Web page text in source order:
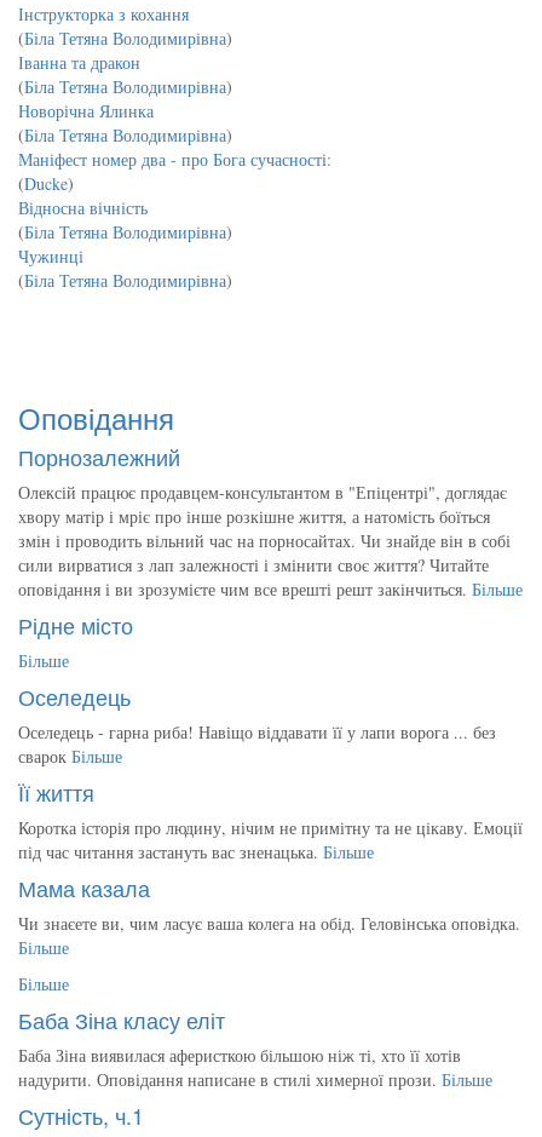
Інструкторка з кохання
(Біла Тетяна Володимирівна)
Іванна та дракон
(Біла Тетяна Володимирівна)
Новорічна Ялинка
(Біла Тетяна Володимирівна)
Маніфест номер два - про Бога сучасності:
(Ducke)
Відносна вічність
(Біла Тетяна Володимирівна)
Чужинці
(Біла Тетяна Володимирівна)
Оповідання
Порнозалежний
Олексій працює продавцем-консультантом в "Епіцентрі", доглядає
хвору матір і мріє про інше розкішне життя, а натомість боїться
змін і проводить вільний час на порносайтах. Чи знайде він в собі
сили вирватися з лап залежності і змінити своє життя? Читайте
оповідання і ви зрозумієте чим все врешті решт закінчиться. Більше
Рідне місто
Більше
Оселедець
Оселедець - гарна риба! Навіщо віддавати її у лапи ворога ... без
сварок Більше
Її життя
Коротка історія про людину, нічим не примітну та не цікаву. Емоції
під час читання застануть вас зненацька. Більше
Мама казала
Чи знаєете ви, чим ласує ваша колега на обід. Геловінська оповідка.
Більше
Більше
Баба Зіна класу еліт
Баба Зіна виявилася аферисткою більшою ніж ті, хто її хотів
надурити. Оповідання написане в стилі химерної прози. Більше
Сутність, ч.1